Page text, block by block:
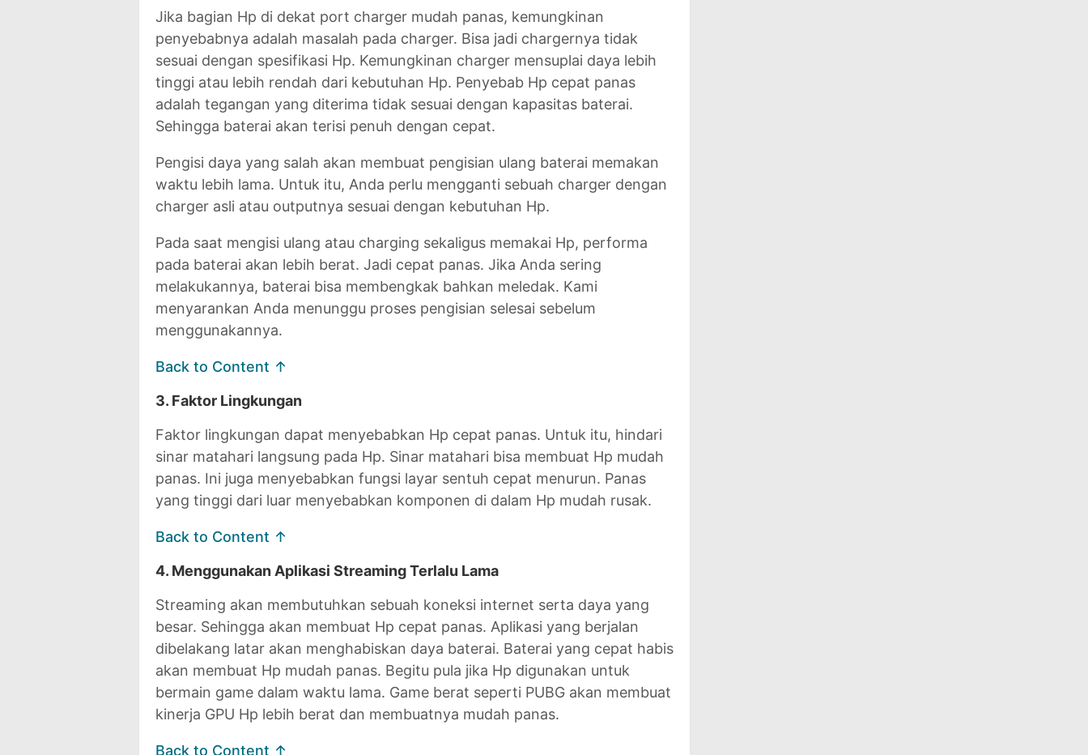
Jika bagian Hp di dekat port charger mudah panas, kemungkinan
penyebabnya adalah masalah pada charger. Bisa jadi chargernya tidak
sesuai dengan spesifikasi Hp. Kemungkinan charger mensuplai daya lebih
tinggi atau lebih rendah dari kebutuhan Hp. Penyebab Hp cepat panas
adalah tegangan yang diterima tidak sesuai dengan kapasitas baterai.
Sehingga baterai akan terisi penuh dengan cepat.
Pengisi daya yang salah akan membuat pengisian ulang baterai memakan
waktu lebih lama. Untuk itu, Anda perlu mengganti sebuah charger dengan
charger asli atau outputnya sesuai dengan kebutuhan Hp.
Pada saat mengisi ulang atau charging sekaligus memakai Hp, performa
pada baterai akan lebih berat. Jadi cepat panas. Jika Anda sering
melakukannya, baterai bisa membengkak bahkan meledak. Kami
menyarankan Anda menunggu proses pengisian selesai sebelum
menggunakannya.
Back to Content ↑
3. Faktor Lingkungan
Faktor lingkungan dapat menyebabkan Hp cepat panas. Untuk itu, hindari
sinar matahari langsung pada Hp. Sinar matahari bisa membuat Hp mudah
panas. Ini juga menyebabkan fungsi layar sentuh cepat menurun. Panas
yang tinggi dari luar menyebabkan komponen di dalam Hp mudah rusak.
Back to Content ↑
4. Menggunakan Aplikasi Streaming Terlalu Lama
Streaming akan membutuhkan sebuah koneksi internet serta daya yang
besar. Sehingga akan membuat Hp cepat panas. Aplikasi yang berjalan
dibelakang latar akan menghabiskan daya baterai. Baterai yang cepat habis
akan membuat Hp mudah panas. Begitu pula jika Hp digunakan untuk
bermain game dalam waktu lama. Game berat seperti PUBG akan membuat
kinerja GPU Hp lebih berat dan membuatnya mudah panas.
Back to Content ↑